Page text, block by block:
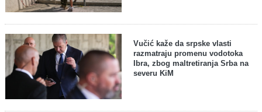
Vučić kaže da srpske vlasti
razmatraju promenu vodotoka
Ibra, zbog maltretiranja Srba na
severu KiM